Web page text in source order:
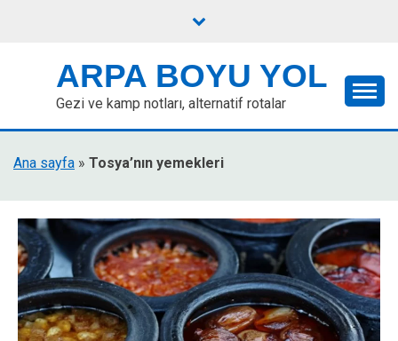
ARPA BOYU YOL
Gezi ve kamp notları, alternatif rotalar
Ana sayfa » Tosya’nın yemekleri